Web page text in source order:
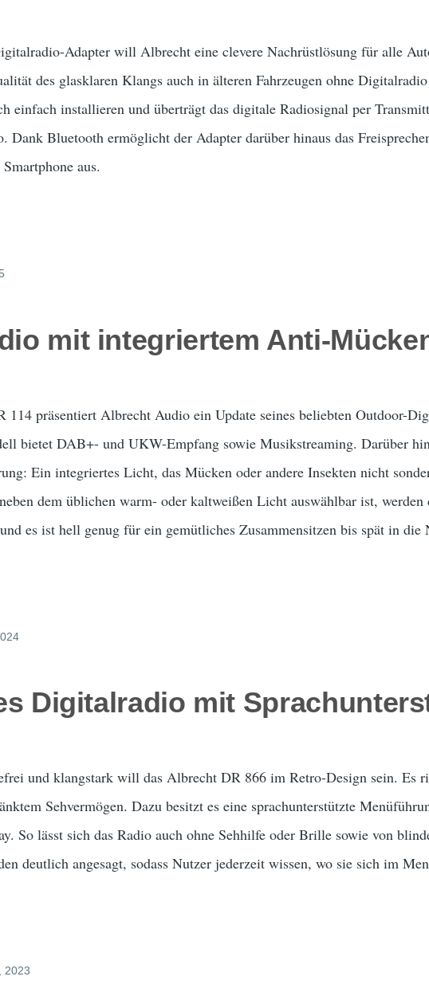
Adapter will Albrecht eine clevere Nachrüstlösung für alle
des glasklaren Klangs auch in älteren Fahrzeugen ohne
einfach installieren und überträgt das digitale Radiosignal per
Dank Bluetooth ermöglicht der Adapter darüber hinaus das
aus.
mit integriertem Anti-
114 präsentiert Albrecht Audio ein Update seines beliebten Outdoor-
bietet DAB+- und UKW-Empfang sowie Musikstreaming. Darüber
Ein integriertes Licht, das Mücken oder andere Insekten nicht
dem üblichen warm- oder kaltweißen Licht auswählbar ist,
es ist hell genug für ein gemütliches Zusammensitzen bis spät in die
Digitalradio mit
und klangstark will das Albrecht DR 866 im Retro-Design sein. Es
Sehvermögen. Dazu besitzt es eine sprachunterstützte
So lässt sich das Radio auch ohne Sehhilfe oder Brille sowie von
deutlich angesagt, sodass Nutzer jederzeit wissen, wo sie sich im
2023